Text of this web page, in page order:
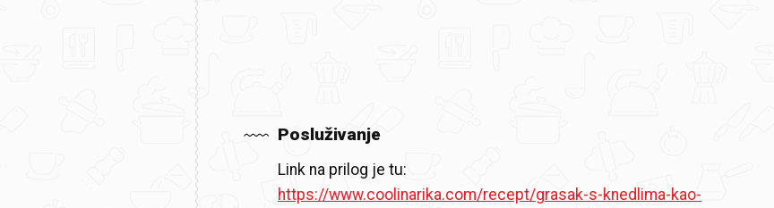
Posluživanje
Link na prilog je tu:
https://www.coolinarika.com/recept/grasak-s-knedlima-kao-